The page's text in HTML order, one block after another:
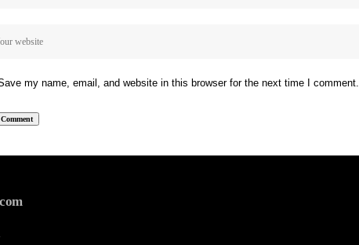
my name, email, and website in this browser for the next time I comment.